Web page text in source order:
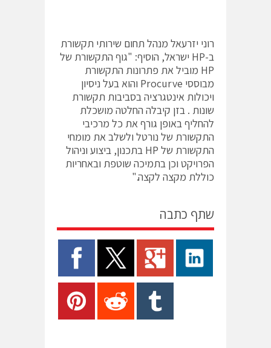
רוני יזרעאל מנהל תחום שירותי תקשורת
ב-HP ישראל, הוסיף: "גוף התקשורת של
HP מוביל את פתרונות התקשורת
מבוססי Procurve והוא בעל ניסיון
ויכולות אינטגרציה בסביבות תקשורת
שונות . בזן קיבלה החלטה מושכלת
להחליף באופן גורף את כל מרכיבי
התקשורת של נורטל ולשלב את מומחי
התקשורת של HP בתכנון, ביצוע וניהול
הפרויקט וכן בתמיכה שוטפת ובאחריות
כוללת מקצה לקצה."
שתף כתבה